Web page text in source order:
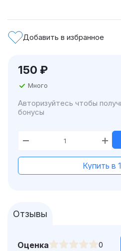
Добавить в избранное
150 ₽
Много
Авторизуйтесь чтобы
бонусы
Купить в
Отзывы
Оценка 0